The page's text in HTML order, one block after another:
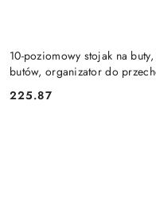
10-poziomowy stojak na
butów, organizator do
Cena:
225.87